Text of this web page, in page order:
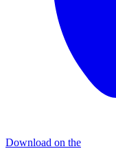
Download on the